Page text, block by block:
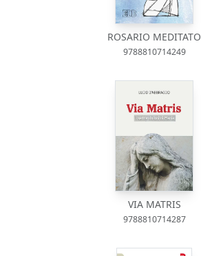
ROSARIO MEDITATO
9788810714249
VIA MATRIS
9788810714287